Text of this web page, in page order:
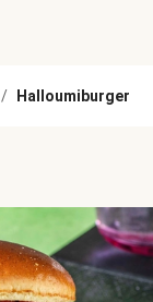
/ Halloumiburger